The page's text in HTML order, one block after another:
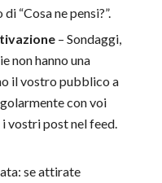
“Cosa ne pensi?”.
– Sondaggi,
non hanno una
il vostro pubblico a
con voi
vostri post nel feed.
se attirate